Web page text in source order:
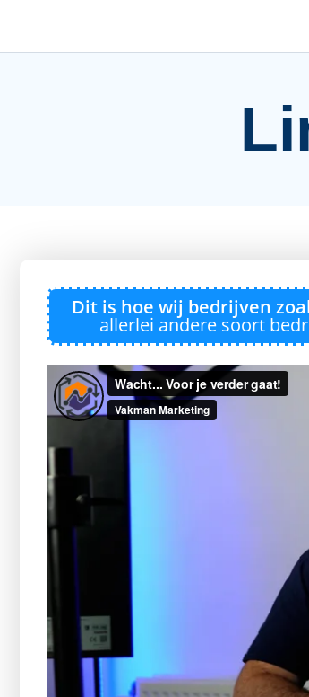
Dit is hoe wij bedrijven
allerlei andere soort